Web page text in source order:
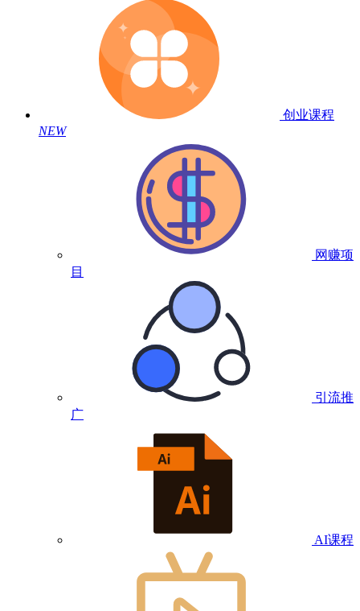
创业课程
NEW
网赚项
目
引流推
广
AI课程